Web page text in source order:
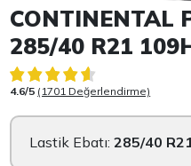
Item 1 of 1
CONTINENTAL
285/40 R21
4.6/5 (1701 Değerlendirme)
Lastik Ebatı:285/40